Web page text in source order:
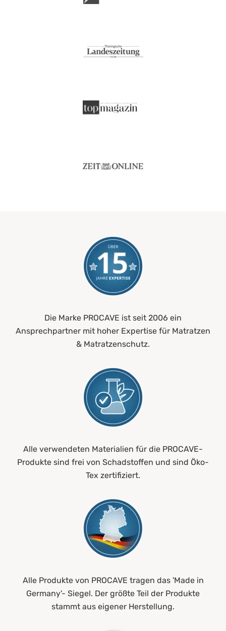
Die Marke PROCAVE ist seit 2006 ein
Ansprechpartner mit hoher Expertise für Matratzen
& Matratzenschutz.
Alle verwendeten Materialien für die PROCAVE-
Produkte sind frei von Schadstoffen und sind Öko-
Tex zertifiziert.
Alle Produkte von PROCAVE tragen das 'Made in
Germany'- Siegel. Der größte Teil der Produkte
stammt aus eigener Herstellung.